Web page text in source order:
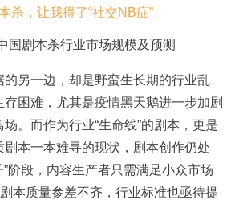
国剧本杀行业市场规模及预测
的另一边，却是野蛮生长期的行业乱
困难，尤其是疫情黑天鹅进一步加剧
。而作为行业“生命线”的剧本，更是
剧本一本难寻的现状，剧本创作仍处
”阶段，内容生产者只需满足小众市场
本质量参差不齐，行业标准也亟待提